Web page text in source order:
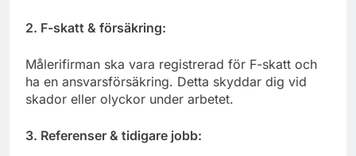
2. F-skatt & försäkring:
Målerifirman ska vara registrerad för F-skatt och
ha en ansvarsförsäkring. Detta skyddar dig vid
skador eller olyckor under arbetet.
3. Referenser & tidigare jobb: